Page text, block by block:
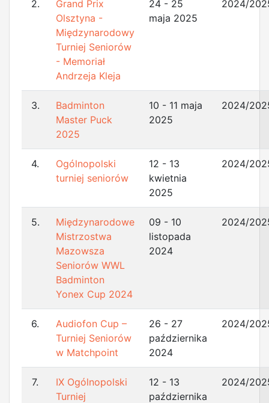
2.
Grand Prix
Olsztyna -
Międzynarodowy
Turniej Seniorów
- Memoriał
Andrzeja Kleja
24 - 25
maja 2025
2024/
3.
Badminton
Master Puck
2025
10 - 11 maja
2025
2024/
4.
Ogólnopolski
turniej seniorów
12 - 13
kwietnia
2025
2024/
5.
Międzynarodowe
Mistrzostwa
Mazowsza
Seniorów WWL
Badminton
Yonex Cup 2024
09 - 10
listopada
2024
2024/
6.
Audiofon Cup –
Turniej Seniorów
w Matchpoint
26 - 27
października
2024
2024/
7.
IX Ogólnopolski
Turniej
12 - 13
października
2024/